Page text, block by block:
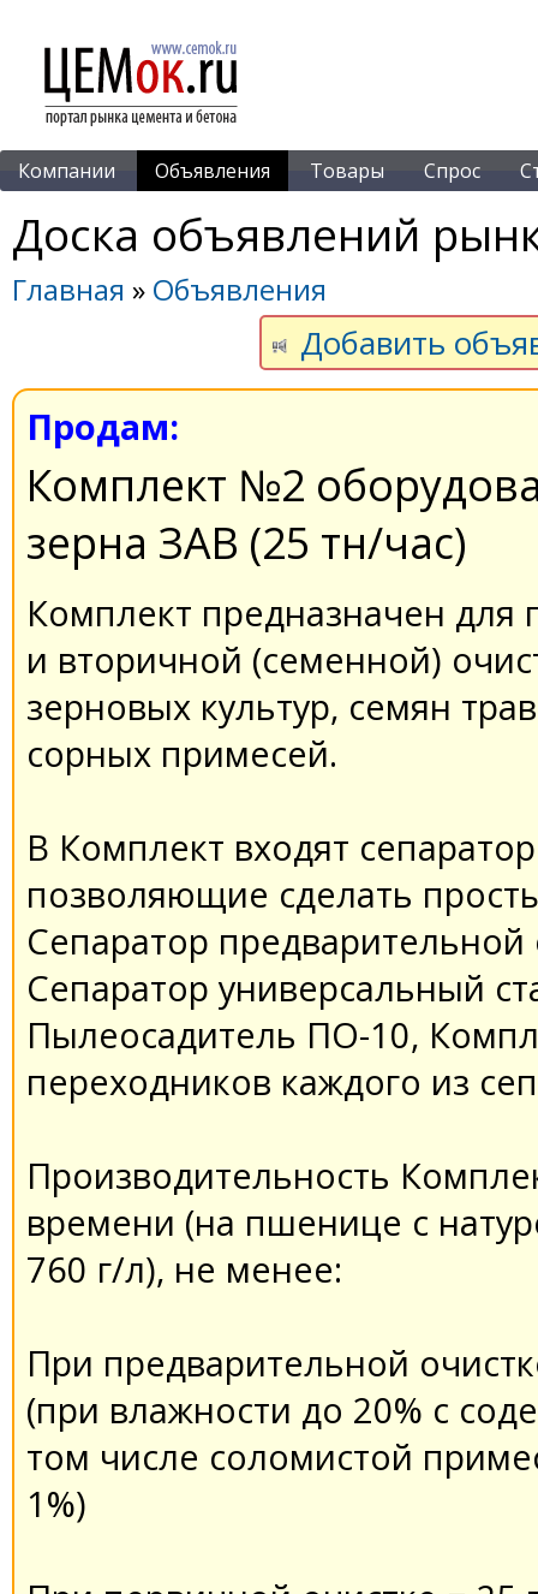
Компании Объявления Товары Спрос
Доска объявлений
Главная » Объявления
Добавить
Продам:
Комплект №2
зерна ЗАВ (25 тн/час)
Комплект предназначен
и вторичной (семенной)
зерновых культур, семян
сорных примесей.
В Комплект входят
позволяющие сделать
Сепаратор
Сепаратор универсальный
Пылеосадитель ПО-10,
переходников каждого из
Производительность
времени (на пшенице с
760 г/л), не менее:
При предварительной
(при влажности до 20% с
том числе соломистой
1%)